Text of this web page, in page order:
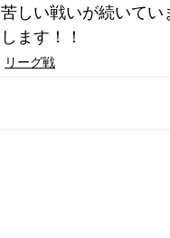
苦しい戦いが続いて
します！！
リーグ戦